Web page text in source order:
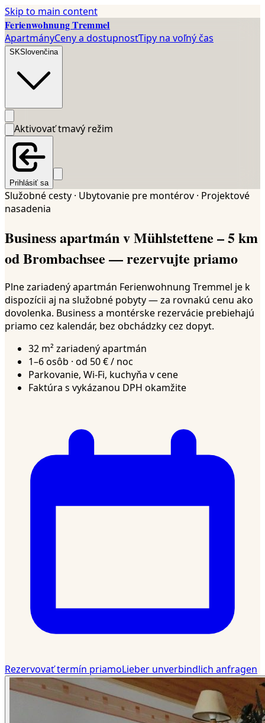
Skip to main content
Ferienwohnung Tremmel
ApartmányCeny a dostupnosťTipy na voľný čas
SKSlovenčina
Aktivovať tmavý režim
Prihlásiť sa
Služobné cesty · Ubytovanie pre montérov · Projektové
nasadenia
Business apartmán v Mühlstettene – 5 km
od Brombachsee — rezervujte priamo
Plne zariadený apartmán Ferienwohnung Tremmel je k
dispozícii aj na služobné pobyty — za rovnakú cenu ako
dovolenka. Business a montérske rezervácie prebiehajú
priamo cez kalendár, bez obchádzky cez dopyt.
32 m² zariadený apartmán
1–6 osôb · od 50 € / noc
Parkovanie, Wi-Fi, kuchyňa v cene
Faktúra s vykázanou DPH okamžite
Rezervovať termín priamoLieber unverbindlich anfragen